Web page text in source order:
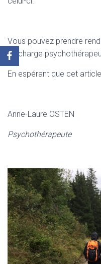
Vous pouvez prendre
en charge
En espérant que cet
Anne-Laure OSTEN
Psychothérapeute